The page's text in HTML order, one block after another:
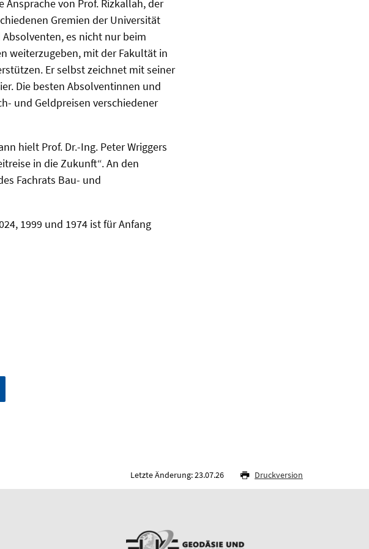
von Prof. Rizkallah, der
Gremien der Universität
es nicht nur beim
weiterzugeben, mit der Fakultät in
Er selbst zeichnet mit seiner
Die besten Absolventinnen und
und Geldpreisen verschiedener
hielt Prof. Dr.-Ing. Peter Wriggers
in die Zukunft“. An den
Fachrats Bau- und
1999 und 1974 ist für Anfang
Letzte Änderung: 23.07.26 Druckversion